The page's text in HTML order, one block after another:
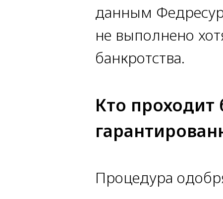
данным
не выполнено
банкротства.
Кто проходит
Процедура